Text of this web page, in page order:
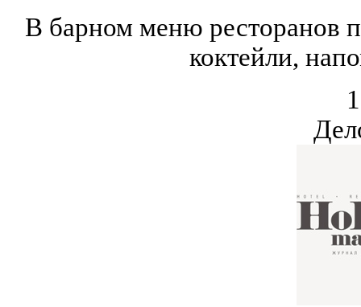
В барном меню ресторанов
коктейли,